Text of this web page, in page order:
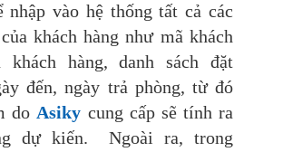
nhập vào hệ thống tất cả các
khách hàng như mã khách
khách hàng, danh sách đặt
đến, ngày trả phòng, từ đó
do Asiky cung cấp sẽ tính ra
dự kiến. Ngoài ra, trong